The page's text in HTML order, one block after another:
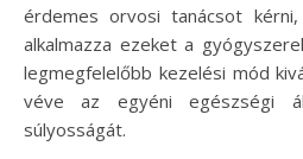
érdemes orvosi tanácsot
alkalmazza ezeket a
legmegfelelőbb kezelési mód
véve az egyéni egészségi
súlyosságát.